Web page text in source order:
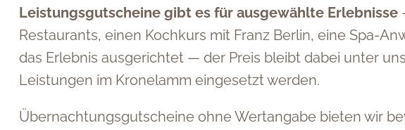
Leistungsgutscheine gibt es für ausgewählte Erlebnisse
Restaurants, einen Kochkurs mit Franz Berlin, eine Spa-
das Erlebnis ausgerichtet — der Preis bleibt dabei unter
Leistungen im Kronelamm eingesetzt werden.
Übernachtungsgutscheine ohne Wertangabe bieten wir